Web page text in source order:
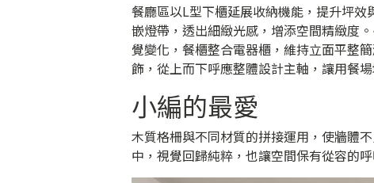
餐廳區以L型下櫃延展收納機能，提升坪
嵌燈帶，透出細緻光感，增添空間精緻度
覺變化，餐櫃整合電器櫃，維持立面平整
飾，從上而下呼應整體設計主軸，讓用餐
小編的最愛
木質格柵與不同材質的拼接運用，使牆體
中，視覺回歸純粹，也讓空間保有從容的呼